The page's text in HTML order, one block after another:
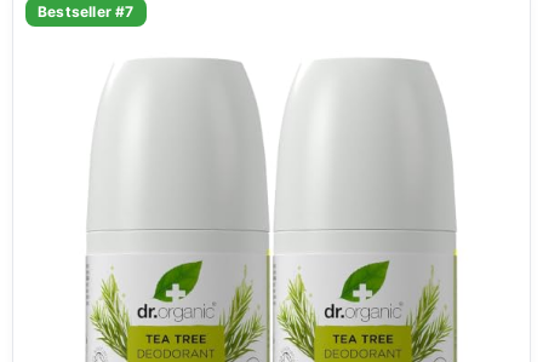
Bestseller #7